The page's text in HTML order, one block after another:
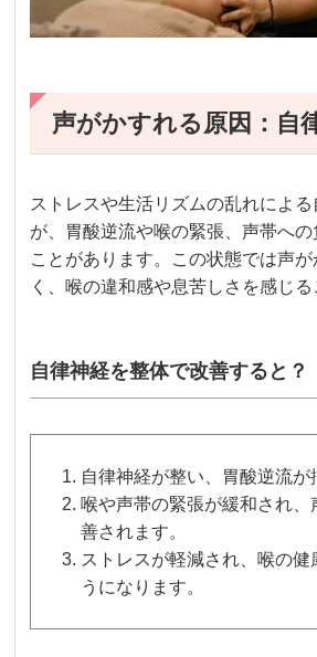
声がかすれる原因：自
ストレスや生活リズムの乱れによ
が、胃酸逆流や喉の緊張、声帯へ
ことがあります。この状態では声
く、喉の違和感や息苦しさを感じる
自律神経を整体で改善すると？
自律神経が整い、胃酸逆流が
喉や声帯の緊張が緩和され、
善されます。
ストレスが軽減され、喉の健
うになります。